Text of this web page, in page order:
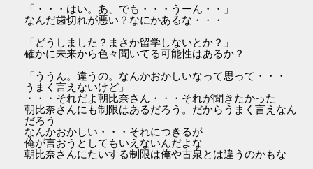
「・・・はい。あ、でも・・・うーん・・」
なんだ歯切れが悪い？なにかあるな・・・
「どうしました？まさか留学しないとか？」
確かに未来から色々聞いてる可能性はあるか？
「ううん。違うの。なんかおかしいなって思って・・・
うまく言えないけど」
・・・それだよ朝比奈さん・・・それが聞きたかった
朝比奈さんにも制限はあるだろう。だからうまく言えなん
だろう
なんかおかしい・・・それにつきるが
俺が言おうとしてもいえないんだよな
朝比奈さんにたいする制限は俺や古泉とは違うのかもな